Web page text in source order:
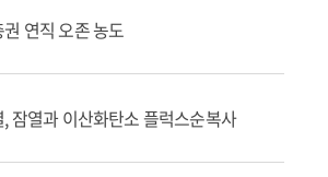
권 연직 오존 농도
, 잠열과 이산화탄소 플럭스순복사